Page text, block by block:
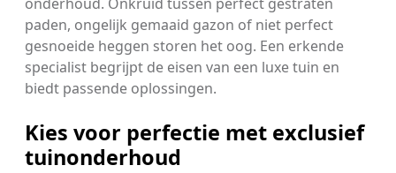
paden, ongelijk gemaaid gazon of niet perfect
gesnoeide heggen storen het oog. Een erkende
specialist begrijpt de eisen van een luxe tuin en
biedt passende oplossingen.
Kies voor perfectie met exclusief
tuinonderhoud